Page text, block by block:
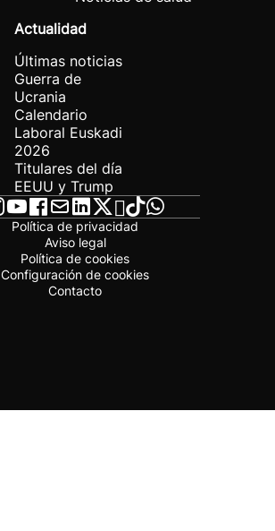
Actualidad
Últimas noticias
Guerra de
Ucrania
Calendario
Laboral Euskadi
2026
Titulares del día
EEUU y Trump
Política de privacidad
Aviso legal
Política de cookies
Configuración de cookies
Contacto